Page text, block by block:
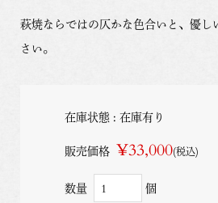
萩焼ならではの仄かな色合いと、優し
さい。
在庫状態 : 在庫有り
販売価格 ¥33,000(税込)
数量 個